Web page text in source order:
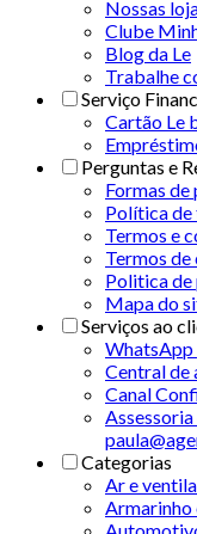
Nossas
Clube
Blog da Le
Trabalhe
Serviço
Cartão Le
Perguntas e
Formas
Política de
Termos e
Termos
Politica
Mapa do
Serviços ao
WhatsApp
Central de
Canal
Categorias
Ar e
Armarinho